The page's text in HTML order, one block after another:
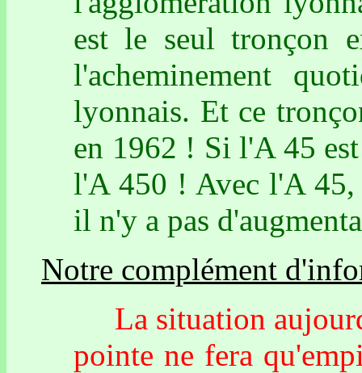
est le seul tronçon
l'acheminement
lyonnais. Et ce
en 1962 ! Si l'A 45
l'A 450 ! Avec l'A 45,
il n'y a pas
Notre complément
La situation
pointe ne fera